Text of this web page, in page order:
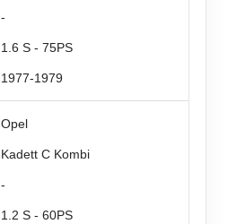
-
1.6 S - 75PS
1977-1979
Opel
Kadett C Kombi
-
1.2 S - 60PS